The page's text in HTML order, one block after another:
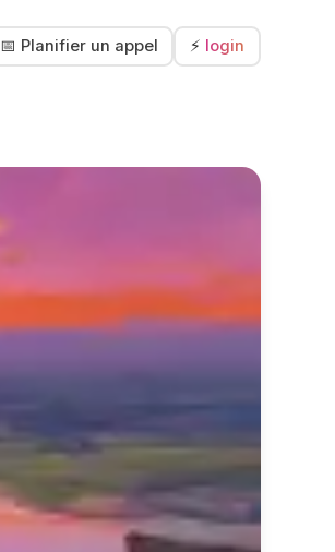
📅 Planifier un appel ⚡ login